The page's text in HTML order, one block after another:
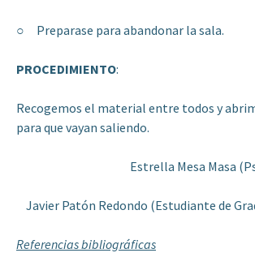
○ Preparase para abandonar la sala.
PROCEDIMIENTO:
Recogemos el material entre todos y
para que vayan saliendo.
Estrella Mesa Masa
Javier Patón Redondo (Estudiante de
Referencias bibliográficas